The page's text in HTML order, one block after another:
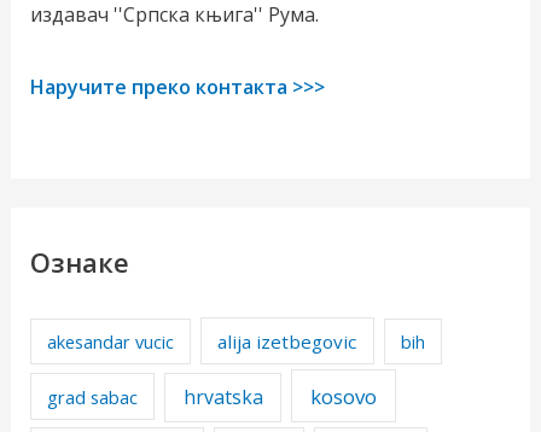
издавач ''Српска књига'' Рума.
Наручите преко контакта >>>
Ознаке
akesandar vucic alija izetbegovic bih
grad sabac hrvatska kosovo